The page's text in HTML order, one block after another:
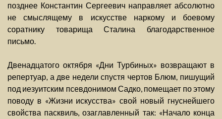
позднее Константин Сергеевич направляет абсолютно
не смыслящему в искусстве наркому и боевому
соратнику товарища Сталина благодарственное
письмо.
Двенадцатого октября «Дни Турбиных» возвращают в
репертуар, а две недели спустя чертов Блюм, пишущий
под иезуитским псевдонимом Садко, помещает по этому
поводу в «Жизни искусства» свой новый гнуснейшего
свойства пасквиль, озаглавленный так: «Начало конца